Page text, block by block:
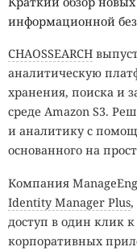
информационной
CHAOSSEARCH
аналитическую
хранения, поиска и
среде Amazon S3.
и аналитику с
основанного на
Компания
Identity Manager Plus
доступ в один клик
корпоративных